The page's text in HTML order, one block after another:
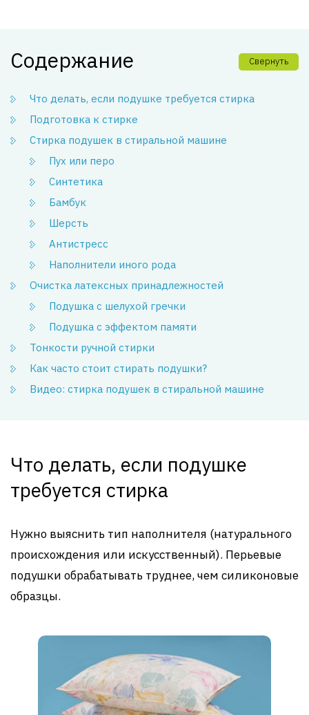
Содержание Свернуть
Что делать, если подушке требуется стирка
Подготовка к стирке
Стирка подушек в стиральной машине
Пух или перо
Синтетика
Бамбук
Шерсть
Антистресс
Наполнители иного рода
Очистка латексных принадлежностей
Подушка с шелухой гречки
Подушка с эффектом памяти
Тонкости ручной стирки
Как часто стоит стирать подушки?
Видео: стирка подушек в стиральной машине
Что делать, если подушке
требуется стирка
Нужно выяснить тип наполнителя (натурального
происхождения или искусственный). Перьевые
подушки обрабатывать труднее, чем силиконовые
образцы.